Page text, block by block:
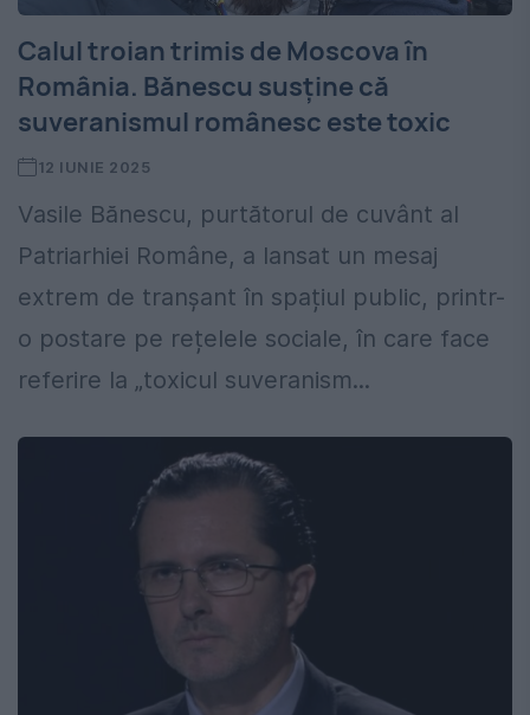
Calul troian trimis de Moscova în
România. Bănescu susține că
suveranismul românesc este toxic
12 IUNIE 2025
Vasile Bănescu, purtătorul de cuvânt al
Patriarhiei Române, a lansat un mesaj
extrem de tranșant în spațiul public, printr-
o postare pe rețelele sociale, în care face
referire la „toxicul suveranism...